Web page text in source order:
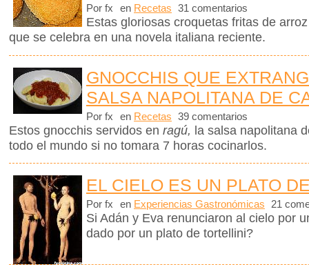
Por fx en Recetas 31 comentarios
Estas gloriosas croquetas fritas de
que se celebra en una novela italiana reciente.
GNOCCHIS QUE
SALSA NAPOLITANA DE
Por fx en Recetas 39 comentarios
Estos gnocchis servidos en ragú, la salsa napolitana
todo el mundo si no tomara 7 horas cocinarlos.
EL CIELO ES UN PLATO
Por fx en Experiencias Gastronómicas 21
Si Adán y Eva renunciaron al cielo por
dado por un plato de tortellini?